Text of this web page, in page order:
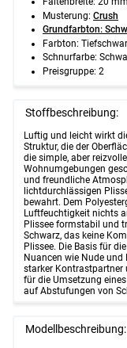
Musterung: Crush
Grundfarbton:
Farbton:
Schnurfarbe:
Preisgruppe: 2
Stoffbeschreibung:
Luftig und leicht wirkt
Struktur, die der
die simple, aber
Wohnumgebungen
und freundliche
lichtdurchlässigen
bewahrt. Dem
Luftfeuchtigkeit nichts
Plissee formstabil und
Schwarz, das keine
Plissee. Die Basis für
Nuancen wie Nude
starker Kontrastpartner
für die Umsetzung
auf Abstufungen von
Modellbeschreibung: